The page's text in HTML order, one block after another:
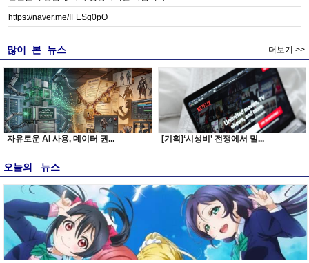
https://naver.me/IFESg0pO
많이 본 뉴스 더보기 >>
자유로운 AI 사용, 데이터 권... [기획]‘시성비’ 전쟁에서 밀...
오늘의 뉴스